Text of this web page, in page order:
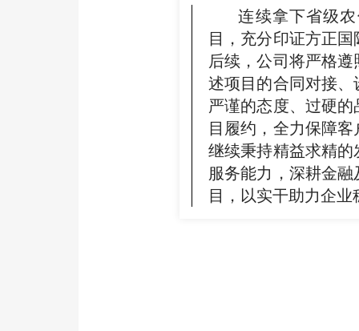
连续拿下省级农
目，充分印证方正
后续，公司将严格
述项目的合同对接
严谨的态度、过硬
目履约，全力保障
继续秉持精益求精
服务能力，深耕金
目，以实干助力企